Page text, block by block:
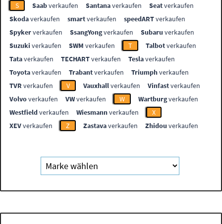
S
Saabverkaufen Santanaverkaufen Seatverkaufen
Skodaverkaufen smartverkaufen speedARTverkaufen
Spykerverkaufen SsangYongverkaufen Subaru verkaufen
Suzuki verkaufen SWM verkaufen T Talbotverkaufen
Tataverkaufen TECHARTverkaufen Teslaverkaufen
Toyotaverkaufen Trabantverkaufen Triumphverkaufen
TVR verkaufen V Vauxhallverkaufen Vinfastverkaufen
Volvoverkaufen VWverkaufen W Wartburgverkaufen
Westfieldverkaufen Wiesmannverkaufen
X
XEVverkaufen Z Zastavaverkaufen Zhidou verkaufen